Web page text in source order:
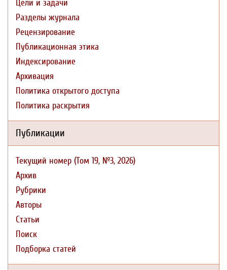
Цели и задачи
Разделы журнала
Рецензирование
Публикационная этика
Индексирование
Архивация
Политика открытого доступа
Политика раскрытия
Публикации
Текущий номер (Том 19, №3, 2026)
Архив
Рубрики
Авторы
Статьи
Поиск
Подборка статей